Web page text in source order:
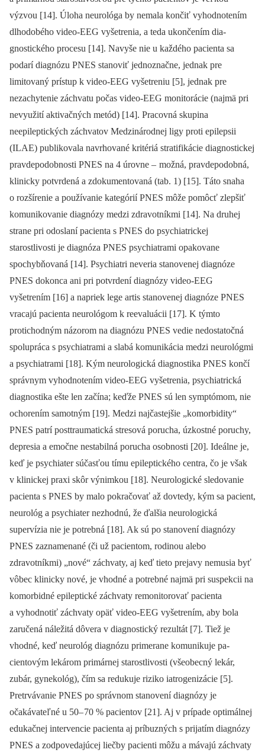
výzvou [14]. Úloha neurológa by nemala končiť vyhodnotením
dlhodobého video-EEG vyšetrenia, a teda ukončením dia­
gnostického procesu [14]. Navyše nie u každého pa­cienta sa
podarí dia­gnózu PNES stanoviť jednoznačne, jednak pre
limitovaný prístup k video-EEG vyšetreniu [5], jednak pre
nezachytenie záchvatu počas video-EEG monitorácie (najmä pri
nevyužití aktivačných metód) [14]. Pracovná skupina
neepileptických záchvatov Medzinárodnej ligy proti epilepsii
(ILAE) publikovala navrhované kritériá stratifikácie dia­gnostickej
pravdepodobnosti PNES na 4 úrovne – možná, pravdepodobná,
klinicky potvrdená a zdokumentovaná (tab. 1) [15]. Táto snaha
o rozšírenie a používanie kategórií PNES môže pomôcť zlepšiť
komunikovanie dia­gnózy medzi zdravotníkmi [14]. Na druhej
strane pri odoslaní pa­cienta s PNES do psychiatrickej
starostlivosti je dia­gnóza PNES psychiatrami opakovane
spochybňovaná [14]. Psychiatri neveria stanovenej dia­gnóze
PNES dokonca ani pri potvrdení dia­gnózy video-EEG
vyšetrením [16] a napriek lege artis stanovenej dia­gnóze PNES
vracajú pa­cienta neurológom k reevaluácii [17]. K týmto
protichodným názorom na dia­gnózu PNES vedie nedostatočná
spolupráca s psychiatrami a slabá komunikácia medzi neurológmi
a psychiatrami [18]. Kým neurologická dia­gnostika PNES končí
správnym vyhodnotením video-EEG vyšetrenia, psychiatrická
dia­gnostika ešte len začína; keďže PNES sú len symptómom, nie
ochorením samotným [19]. Medzi najčastejšie „komorbidity“
PNES patrí posttraumatická stresová porucha, úzkostné poruchy,
depresia a emočne nestabilná porucha osobnosti [20]. Ideálne je,
keď je psychiater súčasťou tímu epileptického centra, čo je však
v klinickej praxi skôr výnimkou [18]. Neurologické sledovanie
pa­cienta s PNES by malo pokračovať až dovtedy, kým sa pa­cient,
neurológ a psychiater nezhodnú, že ďalšia neurologická
supervízia nie je potrebná [18]. Ak sú po stanovení dia­gnózy
PNES zaznamenané (či už pa­cientom, rodinou alebo
zdravotníkmi) „nové“ záchvaty, aj keď tieto prejavy nemusia byť
vôbec klinicky nové, je vhodné a potrebné najmä pri suspekcii na
komorbidné epileptické záchvaty remonitorovať pa­cienta
a vyhodnotiť záchvaty opäť video-EEG vyšetrením, aby bola
zaručená náležitá dôvera v dia­gnostický rezultát [7]. Tiež je
vhodné, keď neurológ dia­gnózu primerane komunikuje pa­
cientovým lekárom primárnej starostlivosti (všeobecný lekár,
zubár, gynekológ), čím sa redukuje riziko iatrogenizácie [5].
Pretrvávanie PNES po správnom stanovení dia­gnózy je
očakávateľné u 50–70 % pa­cientov [21]. Aj v prípade optimálnej
edukačnej intervencie pa­cienta aj príbuzných s prijatím dia­gnózy
PNES a zodpovedajúcej liečby pa­cienti môžu a mávajú záchvaty